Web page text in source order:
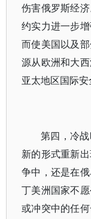
伤害俄罗斯经
约实力进一步
而使美国以及
源从欧洲和大
亚太地区国际安
第四，冷
新的形式重新
争中，还是在
丁美洲国家不
或冲突中的任